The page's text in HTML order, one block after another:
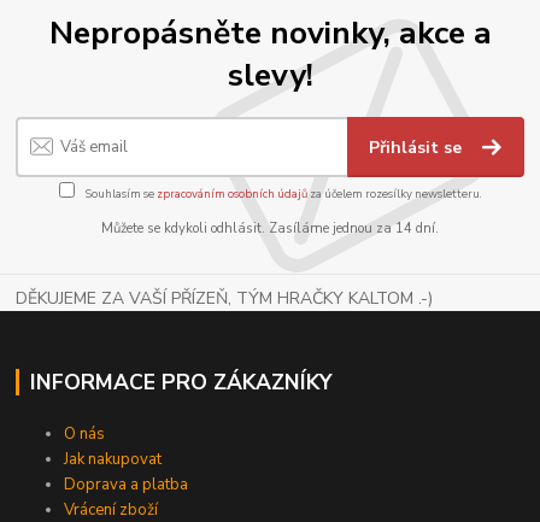
Nepropásněte novinky, akce a
slevy!
Přihlásit se
Souhlasím se zpracováním osobních údajůza účelem rozesílky newsletteru.
Můžete se kdykoli odhlásit. Zasíláme jednou za 14 dní.
DĚKUJEME ZA VAŠÍ PŘÍZEŇ, TÝM HRAČKY KALTOM .-)
INFORMACE PRO ZÁKAZNÍKY
O nás
Jak nakupovat
Doprava a platba
Vrácení zboží